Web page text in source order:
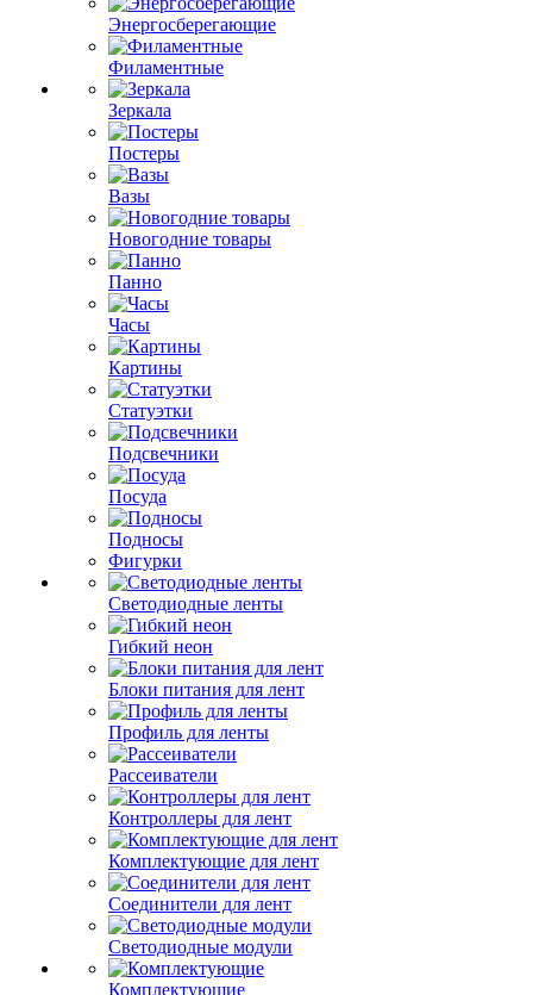
Энергосберегающие
Филаментные
Зеркала
Постеры
Вазы
Новогодние товары
Панно
Часы
Картины
Статуэтки
Подсвечники
Посуда
Подносы
Фигурки
Светодиодные ленты
Гибкий неон
Блоки питания для лент
Профиль для ленты
Рассеиватели
Контроллеры для лент
Комплектующие для лент
Соединители для лент
Светодиодные модули
Комплектующие